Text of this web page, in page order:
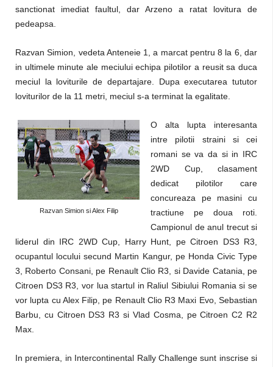
sanctionat imediat faultul, dar Arzeno a ratat lovitura de
pedeapsa.
Razvan Simion, vedeta Anteneie 1, a marcat pentru 8 la 6, dar
in ultimele minute ale meciului echipa pilotilor a reusit sa duca
meciul la loviturile de departajare. Dupa executarea tututor
loviturilor de la 11 metri, meciul s-a terminat la egalitate.
Razvan Simion si Alex Filip
O alta lupta interesanta
intre pilotii straini si cei
romani se va da si in IRC
2WD Cup, clasament
dedicat pilotilor care
concureaza pe masini cu
tractiune pe doua roti.
Campionul de anul trecut si
liderul din IRC 2WD Cup, Harry Hunt, pe Citroen DS3 R3,
ocupantul locului secund Martin Kangur, pe Honda Civic Type
3, Roberto Consani, pe Renault Clio R3, si Davide Catania, pe
Citroen DS3 R3, vor lua startul in Raliul Sibiului Romania si se
vor lupta cu Alex Filip, pe Renault Clio R3 Maxi Evo, Sebastian
Barbu, cu Citroen DS3 R3 si Vlad Cosma, pe Citroen C2 R2
Max.
In premiera, in Intercontinental Rally Challenge sunt inscrise si